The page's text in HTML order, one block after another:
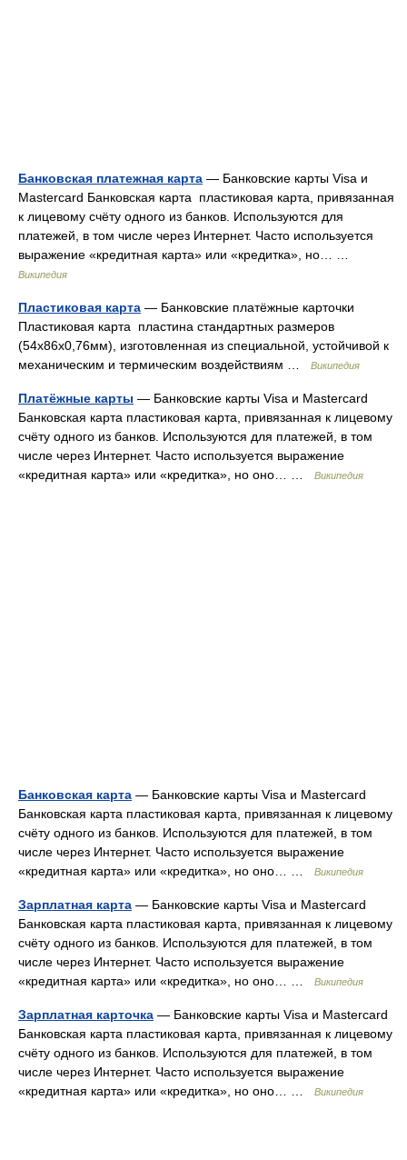
Банковская платежная карта — Банковские карты Visa и
Mastercard Банковская карта пластиковая карта, привязанная
к лицевому счёту одного из банков. Используются для
платежей, в том числе через Интернет. Часто используется
выражение «кредитная карта» или «кредитка», но… …
Википедия
Пластиковая карта — Банковские платёжные карточки
Пластиковая карта пластина стандартных размеров
(54x86x0,76мм), изготовленная из специальной, устойчивой к
механическим и термическим воздействиям …
Википедия
Платёжные карты — Банковские карты Visa и Mastercard
Банковская карта пластиковая карта, привязанная к лицевому
счёту одного из банков. Используются для платежей, в том
числе через Интернет. Часто используется выражение
«кредитная карта» или «кредитка», но оно… …
Википедия
Банковская карта — Банковские карты Visa и Mastercard
Банковская карта пластиковая карта, привязанная к лицевому
счёту одного из банков. Используются для платежей, в том
числе через Интернет. Часто используется выражение
«кредитная карта» или «кредитка», но оно… …
Википедия
Зарплатная карта — Банковские карты Visa и Mastercard
Банковская карта пластиковая карта, привязанная к лицевому
счёту одного из банков. Используются для платежей, в том
числе через Интернет. Часто используется выражение
«кредитная карта» или «кредитка», но оно… …
Википедия
Зарплатная карточка — Банковские карты Visa и Mastercard
Банковская карта пластиковая карта, привязанная к лицевому
счёту одного из банков. Используются для платежей, в том
числе через Интернет. Часто используется выражение
«кредитная карта» или «кредитка», но оно… …
Википедия